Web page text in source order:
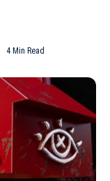
4 Min Read